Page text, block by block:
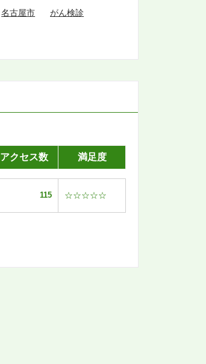
名古屋市
がん検診
アクセス数 満足度
115 ☆☆☆☆☆